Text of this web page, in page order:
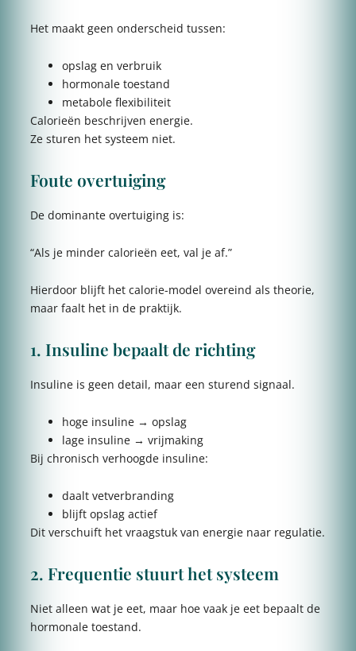
Het maakt geen onderscheid tussen:
opslag en verbruik
hormonale toestand
metabole flexibiliteit
Calorieën beschrijven energie.
Ze sturen het systeem niet.
Foute overtuiging
De dominante overtuiging is:
“Als je minder calorieën eet, val je af.”
Hierdoor blijft het calorie-model overeind als theorie,
maar faalt het in de praktijk.
1. Insuline bepaalt de richting
Insuline is geen detail, maar een sturend signaal.
hoge insuline → opslag
lage insuline → vrijmaking
Bij chronisch verhoogde insuline:
daalt vetverbranding
blijft opslag actief
Dit verschuift het vraagstuk van energie naar regulatie.
2. Frequentie stuurt het systeem
Niet alleen wat je eet, maar hoe vaak je eet bepaalt de
hormonale toestand.